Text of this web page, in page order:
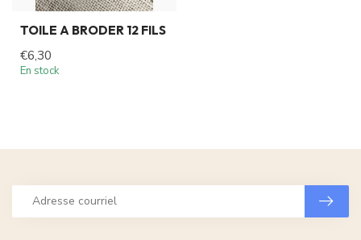
TOILE A BRODER 12 FILS
€6,30
En stock